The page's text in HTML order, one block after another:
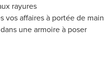
rayures
vos affaires à portée de main
une armoire à poser